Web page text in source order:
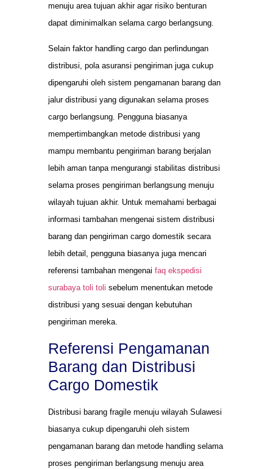
menuju area tujuan akhir agar risiko benturan
dapat diminimalkan selama cargo berlangsung.
Selain faktor handling cargo dan perlindungan
distribusi, pola asuransi pengiriman juga cukup
dipengaruhi oleh sistem pengamanan barang dan
jalur distribusi yang digunakan selama proses
cargo berlangsung. Pengguna biasanya
mempertimbangkan metode distribusi yang
mampu membantu pengiriman barang berjalan
lebih aman tanpa mengurangi stabilitas distribusi
selama proses pengiriman berlangsung menuju
wilayah tujuan akhir. Untuk memahami berbagai
informasi tambahan mengenai sistem distribusi
barang dan pengiriman cargo domestik secara
lebih detail, pengguna biasanya juga mencari
referensi tambahan mengenai faq ekspedisi
surabaya toli toli sebelum menentukan metode
distribusi yang sesuai dengan kebutuhan
pengiriman mereka.
Referensi Pengamanan
Barang dan Distribusi
Cargo Domestik
Distribusi barang fragile menuju wilayah Sulawesi
biasanya cukup dipengaruhi oleh sistem
pengamanan barang dan metode handling selama
proses pengiriman berlangsung menuju area